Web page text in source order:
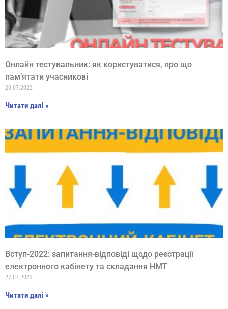
Онлайн тестувальник: як користуватися, про що
пам’ятати учасникові
20.07.2022
Читати далі »
Вступ-2022: запитання-відповіді щодо реєстрації
електронного кабінету та складання НМТ
27.07.2022
Читати далі »